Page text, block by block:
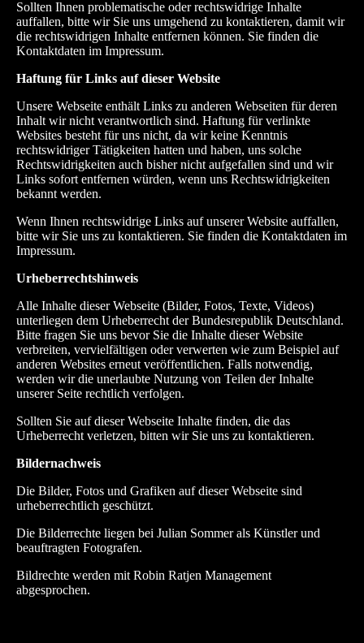
Sollten Ihnen problematische oder rechtswidrige Inhalte
auffallen, bitte wir Sie uns umgehend zu kontaktieren, damit wir
die rechtswidrigen Inhalte entfernen können. Sie finden die
Kontaktdaten im Impressum.
Haftung für Links auf dieser Website
Unsere Webseite enthält Links zu anderen Webseiten für deren
Inhalt wir nicht verantwortlich sind. Haftung für verlinkte
Websites besteht für uns nicht, da wir keine Kenntnis
rechtswidriger Tätigkeiten hatten und haben, uns solche
Rechtswidrigkeiten auch bisher nicht aufgefallen sind und wir
Links sofort entfernen würden, wenn uns Rechtswidrigkeiten
bekannt werden.
Wenn Ihnen rechtswidrige Links auf unserer Website auffallen,
bitte wir Sie uns zu kontaktieren. Sie finden die Kontaktdaten im
Impressum.
Urheberrechtshinweis
Alle Inhalte dieser Webseite (Bilder, Fotos, Texte, Videos)
unterliegen dem Urheberrecht der Bundesrepublik Deutschland.
Bitte fragen Sie uns bevor Sie die Inhalte dieser Website
verbreiten, vervielfältigen oder verwerten wie zum Beispiel auf
anderen Websites erneut veröffentlichen. Falls notwendig,
werden wir die unerlaubte Nutzung von Teilen der Inhalte
unserer Seite rechtlich verfolgen.
Sollten Sie auf dieser Webseite Inhalte finden, die das
Urheberrecht verletzen, bitten wir Sie uns zu kontaktieren.
Bildernachweis
Die Bilder, Fotos und Grafiken auf dieser Webseite sind
urheberrechtlich geschützt.
Die Bilderrechte liegen bei Julian Sommer als Künstler und
beauftragten Fotografen.
Bildrechte werden mit Robin Ratjen Management
abgesprochen.